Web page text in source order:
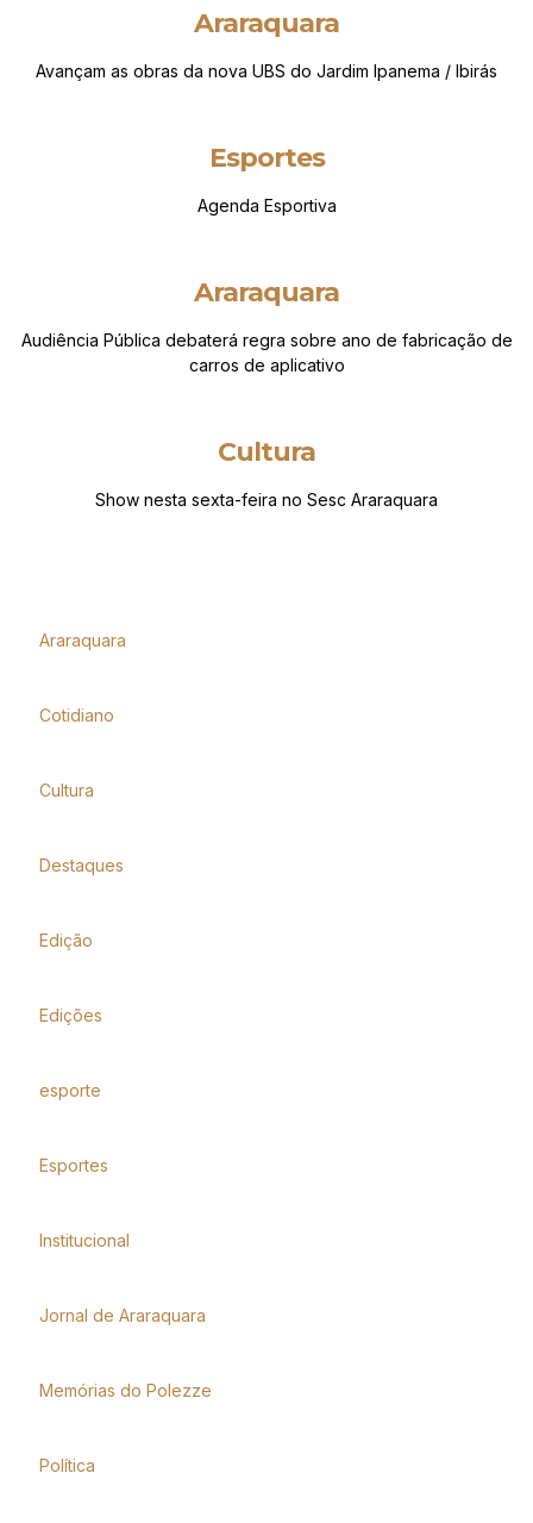
Araraquara
Avançam as obras da nova UBS do Jardim Ipanema / Ibirás
Esportes
Agenda Esportiva
Araraquara
Audiência Pública debaterá regra sobre ano de fabricação de
carros de aplicativo
Cultura
Show nesta sexta-feira no Sesc Araraquara
Araraquara
Cotidiano
Cultura
Destaques
Edição
Edições
esporte
Esportes
Institucional
Jornal de Araraquara
Memórias do Polezze
Política